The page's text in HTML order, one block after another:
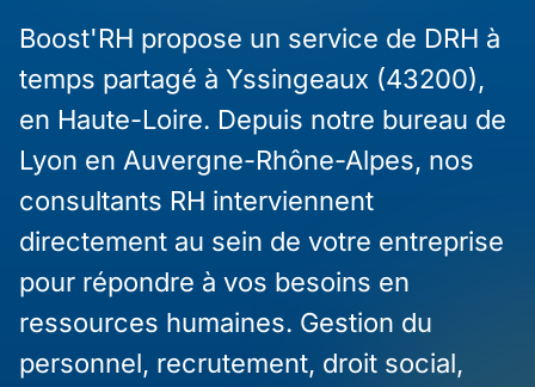
Boost'RH propose un service de DRH à
temps partagé à Yssingeaux (43200),
en Haute-Loire. Depuis notre bureau de
Lyon en Auvergne-Rhône-Alpes, nos
consultants RH interviennent
directement au sein de votre entreprise
pour répondre à vos besoins en
ressources humaines. Gestion du
personnel, recrutement, droit social,